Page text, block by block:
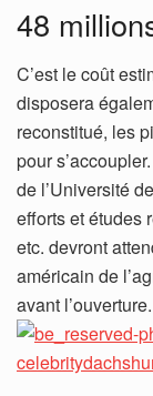
48
C’est le coût
disposera
reconstitué, les
pour
de l’Université
efforts et études
etc. devront
américain de
avant l’ouverture.